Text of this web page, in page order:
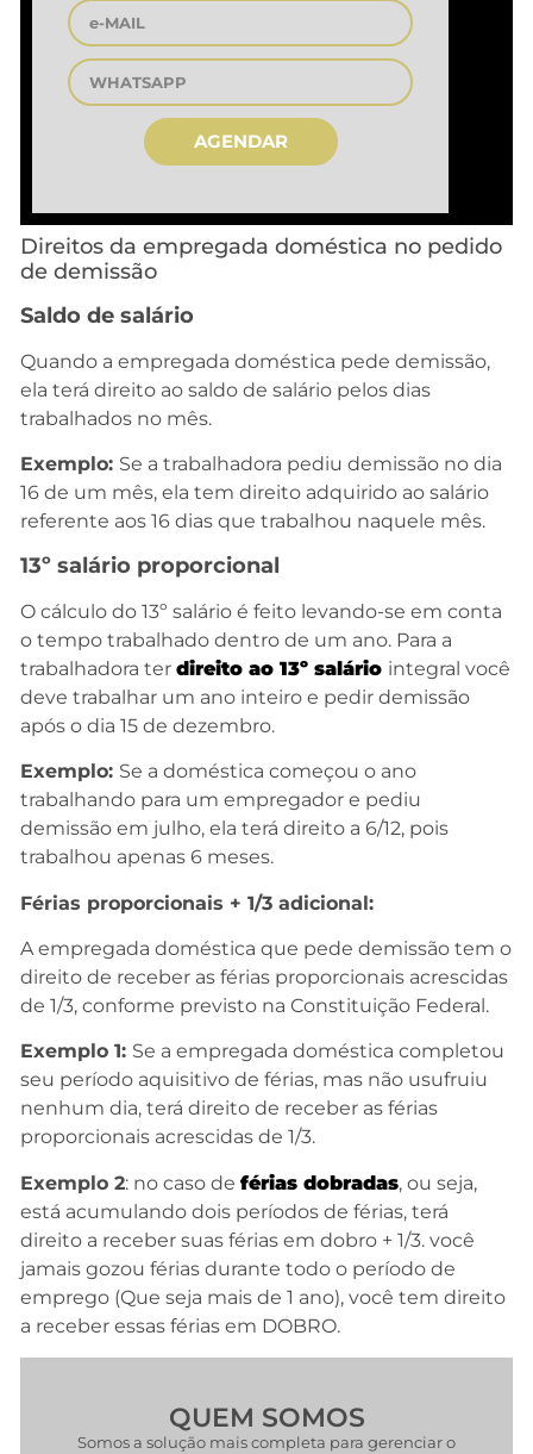
AGENDAR
Direitos da empregada doméstica no pedido
de demissão
Saldo de salário
Quando a empregada doméstica pede demissão,
ela terá direito ao saldo de salário pelos dias
trabalhados no mês.
Exemplo: Se a trabalhadora pediu demissão no dia
16 de um mês, ela tem direito adquirido ao salário
referente aos 16 dias que trabalhou naquele mês.
13º salário proporcional
O cálculo do 13º salário é feito levando-se em conta
o tempo trabalhado dentro de um ano. Para a
trabalhadora ter direito ao 13º salário integral você
deve trabalhar um ano inteiro e pedir demissão
após o dia 15 de dezembro.
Exemplo: Se a doméstica começou o ano
trabalhando para um empregador e pediu
demissão em julho, ela terá direito a 6/12, pois
trabalhou apenas 6 meses.
Férias proporcionais + 1/3 adicional:
A empregada doméstica que pede demissão tem o
direito de receber as férias proporcionais acrescidas
de 1/3, conforme previsto na Constituição Federal.
Exemplo 1: Se a empregada doméstica completou
seu período aquisitivo de férias, mas não usufruiu
nenhum dia, terá direito de receber as férias
proporcionais acrescidas de 1/3.
Exemplo 2: no caso de férias dobradas, ou seja,
está acumulando dois períodos de férias, terá
direito a receber suas férias em dobro + 1/3. você
jamais gozou férias durante todo o período de
emprego (Que seja mais de 1 ano), você tem direito
a receber essas férias em DOBRO.
QUEM SOMOS
Somos a solução mais completa para gerenciar o